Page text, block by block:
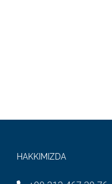
HAKKIMIZDA